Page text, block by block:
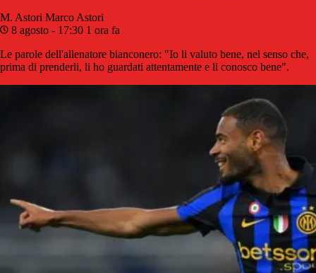
M. Astori Marco Astori
8 agosto - 17:30 1 ora fa
Le parole dell'allenatore bianconero: "Io li valuto bene, nel senso che,
prima di prenderli, li ho guardati attentamente e li conosco bene".